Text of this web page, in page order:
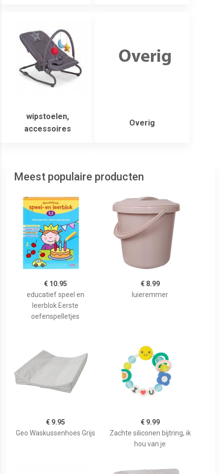
wipstoelen,
accessoires
Overig
Meest populaire producten
€ 10.95
educatief speel en
leerblok Eerste
oefenspelletjes
€ 8.99
luieremmer
€ 9.95
Geo Waskussenhoes Grijs
€ 9.99
Zachte siliconen bijtring, ik
hou van je